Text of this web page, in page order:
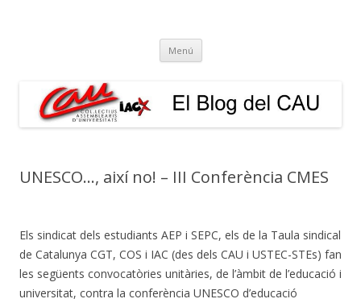
Menú Vés
contingut
UNESCO…, així no! – III Conferència CMES
Els sindicat dels estudiants AEP i SEPC, els de la Taula sindical
de Catalunya CGT, COS i IAC (des dels CAU i USTEC-STEs) fan
les següents convocatòries unitàries, de l’àmbit de l’educació i
universitat, contra la conferència UNESCO d’educació